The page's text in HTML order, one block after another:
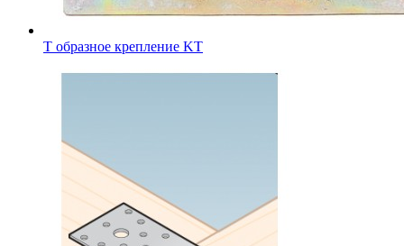
Т образное крепление KT